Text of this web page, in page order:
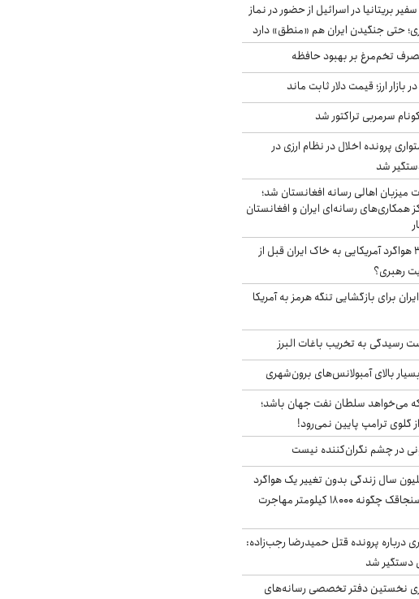
بریتانیا در اسرائیل از حضور در نماز
حتی جنگیدن ایران هم «منطق» دارد
تخم‌مرغ بر بهبود حافظه
در بازار ارز؛ قیمت دلار ثابت ماند
سرمربی تراکتور شد
پرونده اخلال در نظام ارزی در
شد
میزبان اهالی رسانه افغانستان شد؛
همکاری‌های رسانه‌ای ایران و افغانستان
ورود ۳۰ هواگرد آمریکایی به خاک ایران قبل از
رهبری؟
برای بازگشایی تنگه هرمز به آمریکا
رسیدگی به تخریب باغات البرز
بالای آمبولانس‌های برون‌شهری
می‌خواهد سلطان نفت جهان باشد؛
گلوی ترامپ پایین نمی‌رود!
در چشم نگران‌کننده نیست
میلیون سال زندگی بدون تغییر یک هواگرد
سرگردان؛ سنجاقک‌ چگونه ۱۸۰۰۰ کیلومتر مهاجرت
درباره پرونده قتل حمیدرضا رجب‌زاده:
دستگیر شد
نخستین دفتر تخصصی رسانه‌های